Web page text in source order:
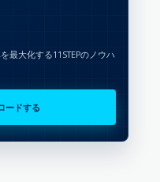
最大化する11STEPのノウハ
ードする